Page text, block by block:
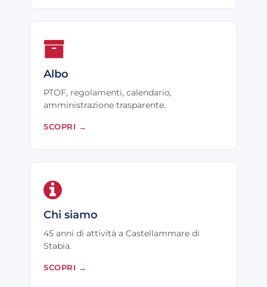
Albo
PTOF, regolamenti, calendario,
amministrazione trasparente.
SCOPRI →
Chi siamo
45 anni di attività a Castellammare di
Stabia.
SCOPRI →